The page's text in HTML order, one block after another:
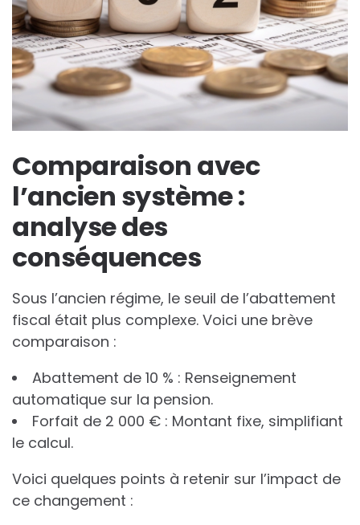
Comparaison avec
l’ancien système :
analyse des
conséquences
Sous l’ancien régime, le seuil de l’abattement
fiscal était plus complexe. Voici une brève
comparaison :
Abattement de 10 % : Renseignement
automatique sur la pension.
Forfait de 2 000 € : Montant fixe, simplifiant
le calcul.
Voici quelques points à retenir sur l’impact de
ce changement :